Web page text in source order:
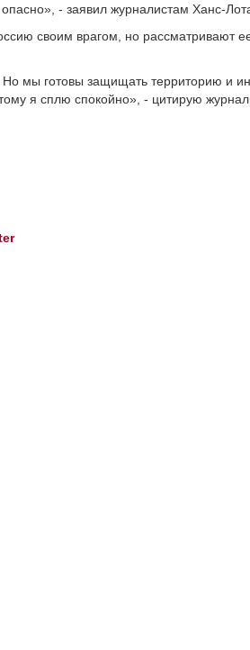
- заявил журналистам Ханс-
своим врагом, но рассматривают ее
мы готовы защищать территорию и
я сплю спокойно», - цитирую